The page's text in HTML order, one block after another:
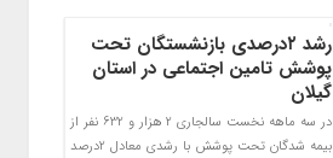
رشد ۲درصدی بازنشستگان تحت
پوشش تامین اجتماعی در استان
گیلان
در سه ماهه نخست سالجاری 2 هزار و 632 نفر از
بیمه شدگان تحت پوشش با رشدی معادل 2درصد